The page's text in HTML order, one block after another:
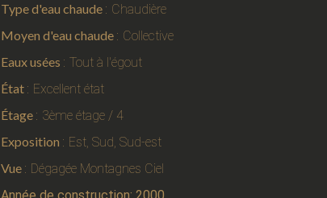
Type d'eau chaude
Chaudière
Moyen d'eau chaude
Collective
Eaux usées
Tout à l'égout
État
Excellent état
Étage
3ème étage / 4
Exposition
Est, Sud, Sud-est
Vue
Dégagée Montagnes Ciel